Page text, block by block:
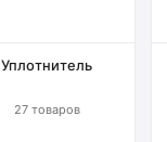
Уплотнитель
27 товаров